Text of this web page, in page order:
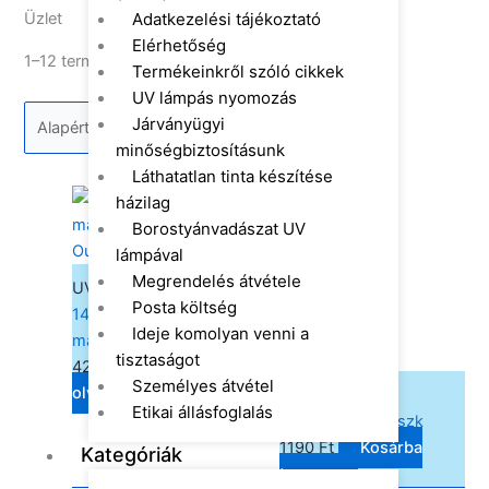
Adatkezelési tájékoztató
Elérhetőség
Termékeinkről szóló cikkek
UV lámpás nyomozás
Járványügyi
minőségbiztosításunk
Láthatatlan tinta készítése
házilag
Borostyánvadászat UV
lámpával
Megrendelés átvétele
Posta költség
Ideje komolyan venni a
tisztaságot
Személyes átvétel
Etikai állásfoglalás
Kategóriák
Üzlet
1–12 termék, összesen 39 db
Out of stock
UV eszközök
14 LED es UV
maroklámpa
4290 Ft
Tovább
olvasom
3 rétegű szájmaszk
1190Ft
Kosárba
teszem